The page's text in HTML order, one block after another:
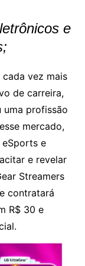
e
vez mais
de carreira,
uma profissão
mercado,
eSports e
e revelar
Streamers
contratará
R$ 30 e